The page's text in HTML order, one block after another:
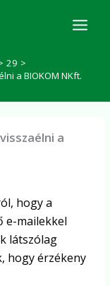
29
a BIOKOM NKft.
a
hogy a
e-mailekkel
látszólag
hogy érzékeny